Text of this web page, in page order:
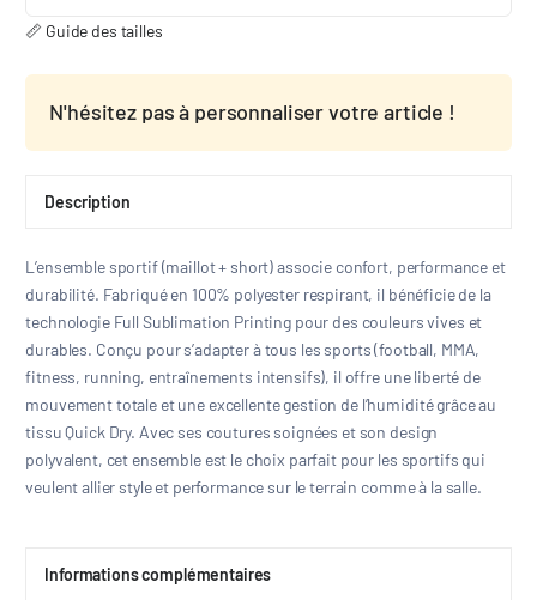
📏 Guide des tailles
N'hésitez pas à personnaliser votre article !
Description
L’ensemble sportif (maillot + short) associe confort, performance et
durabilité. Fabriqué en 100% polyester respirant, il bénéficie de la
technologie Full Sublimation Printing pour des couleurs vives et
durables. Conçu pour s’adapter à tous les sports (football, MMA,
fitness, running, entraînements intensifs), il offre une liberté de
mouvement totale et une excellente gestion de l’humidité grâce au
tissu Quick Dry. Avec ses coutures soignées et son design
polyvalent, cet ensemble est le choix parfait pour les sportifs qui
veulent allier style et performance sur le terrain comme à la salle.
Informations complémentaires